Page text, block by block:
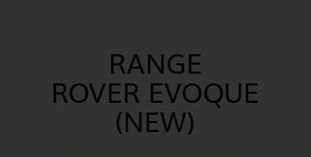
RANGE
ROVER EVOQUE
(NEW)